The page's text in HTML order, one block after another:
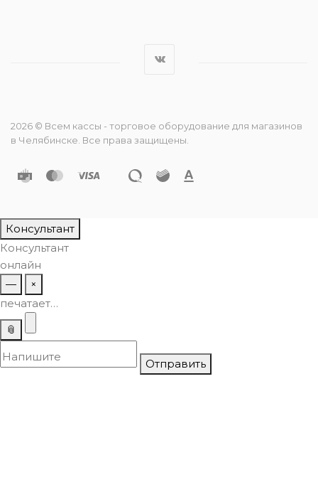
2026 © Всем кассы - торговое оборудование для магазинов
в Челябинске. Все права защищены.
Консультант
Консультант
онлайн
—
×
печатает…
📎
Отправить